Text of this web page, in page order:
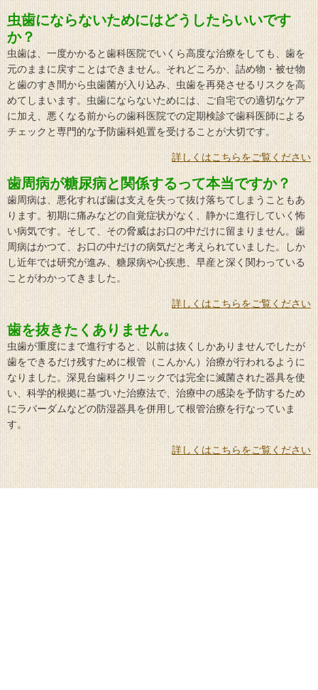
虫歯にならないためにはどうしたらいいです
か？
虫歯は、一度かかると歯科医院でいくら高度な治療をしても、歯を
元のままに戻すことはできません。それどころか、詰め物・被せ物
と歯のすき間から虫歯菌が入り込み、虫歯を再発させるリスクを高
めてしまいます。虫歯にならないためには、ご自宅での適切なケア
に加え、悪くなる前からの歯科医院での定期検診で歯科医師による
チェックと専門的な予防歯科処置を受けることが大切です。
詳しくはこちらをご覧ください
歯周病が糖尿病と関係するって本当ですか？
歯周病は、悪化すれば歯は支えを失って抜け落ちてしまうこともあ
ります。初期に痛みなどの自覚症状がなく、静かに進行していく怖
い病気です。そして、その脅威はお口の中だけに留まりません。歯
周病はかつて、お口の中だけの病気だと考えられていました。しか
し近年では研究が進み、糖尿病や心疾患、早産と深く関わっている
ことがわかってきました。
詳しくはこちらをご覧ください
歯を抜きたくありません。
虫歯が重度にまで進行すると、以前は抜くしかありませんでしたが
歯をできるだけ残すために根管（こんかん）治療が行われるように
なりました。深見台歯科クリニックでは完全に滅菌された器具を使
い、科学的根拠に基づいた治療法で、治療中の感染を予防するため
にラバーダムなどの防湿器具を併用して根管治療を行なっていま
す。
詳しくはこちらをご覧ください